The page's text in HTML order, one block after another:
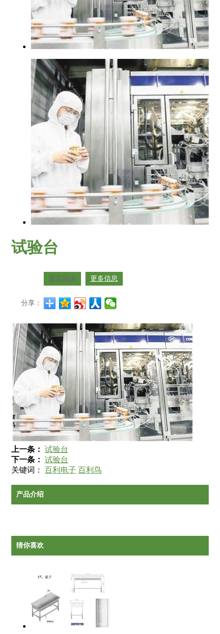
试验台
留言咨询 更多信息
分享：
上一条： 试验台
下一条： 试验台
关键词： 百利电子 百利鸟
产品介绍
猜你喜欢